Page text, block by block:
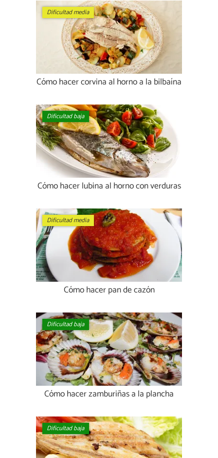
Dificultad media
Cómo hacer corvina al horno a la bilbaína
Dificultad baja
Cómo hacer lubina al horno con verduras
Dificultad media
Cómo hacer pan de cazón
Dificultad baja
Cómo hacer zamburiñas a la plancha
Dificultad baja